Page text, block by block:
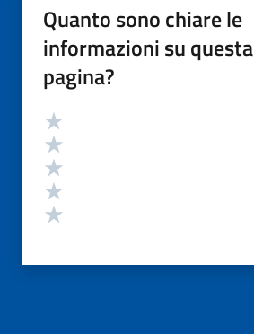
Quanto sono chiare le
informazioni su questa
pagina?
Valutazione